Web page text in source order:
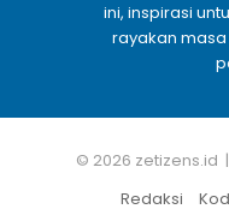
ini, inspirasi
rayakan
© 2026 zetizens.id |
Redaksi